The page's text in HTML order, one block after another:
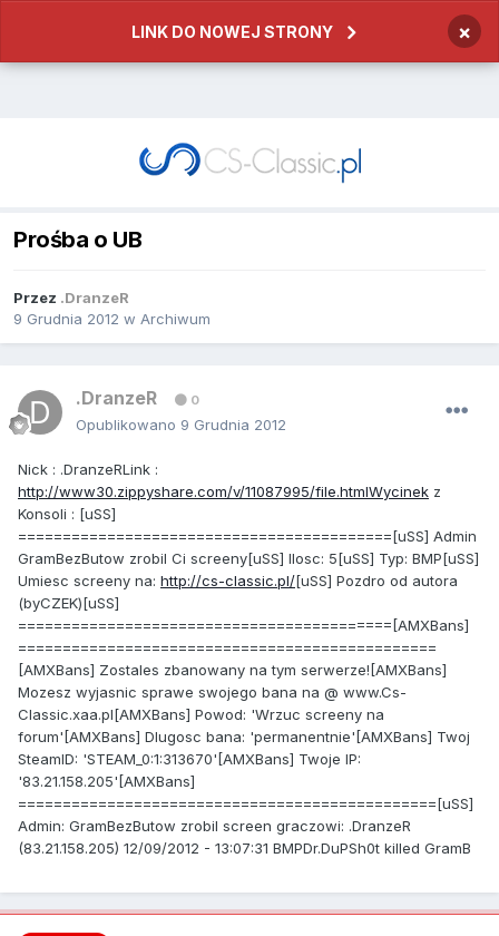
LINK DO NOWEJ STRONY ×
Prośba o UB
Przez .DranzeR
9 Grudnia 2012 w Archiwum
.DranzeR 0
Opublikowano 9 Grudnia 2012
Nick : .DranzeRLink :
http://www30.zippyshare.com/v/11087995/file.htmlWycinek z
Konsoli : [uSS]
==========================================[uSS] Admin
GramBezButow zrobil Ci screeny[uSS] Ilosc: 5[uSS] Typ: BMP[uSS]
Umiesc screeny na: http://cs-classic.pl/[uSS] Pozdro od autora
(byCZEK)[uSS]
==========================================[AMXBans]
===============================================
[AMXBans] Zostales zbanowany na tym serwerze![AMXBans]
Mozesz wyjasnic sprawe swojego bana na @ www.Cs-
Classic.xaa.pl[AMXBans] Powod: 'Wrzuc screeny na
forum'[AMXBans] Dlugosc bana: 'permanentnie'[AMXBans] Twoj
SteamID: 'STEAM_0:1:313670'[AMXBans] Twoje IP:
'83.21.158.205'[AMXBans]
===============================================[uSS]
Admin: GramBezButow zrobil screen graczowi: .DranzeR
(83.21.158.205) 12/09/2012 - 13:07:31 BMPDr.DuPSh0t killed GramB